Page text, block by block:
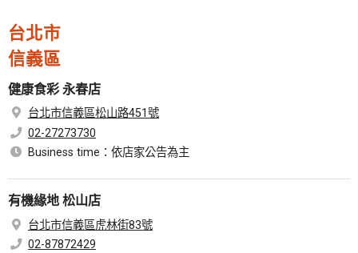
台北市
信義區
健康食彩 永春店
台北市信義區松山路451號
02-27273730
Business time：依店家公告為主
有機緣地 松山店
台北市信義區虎林街83號
02-87872429